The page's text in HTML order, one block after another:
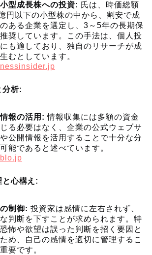
型成長株への投資: 氏は、時価総額
円以下の小型株の中から、割安で成
ある企業を選定し、3～5年の長期保
奨しています。この手法は、個人投
も適しており、独自のリサーチが成
むとしています。
分析:
報の活用: 情報収集には多額の資金
る必要はなく、企業の公式ウェブサ
公開情報を活用することで十分な分
能であると述べています。
と心構え:
制御: 投資家は感情に左右されず、
判断を下すことが求められます。特
怖や欲望は誤った判断を招く要因と
め、自己の感情を適切に管理するこ
要です。